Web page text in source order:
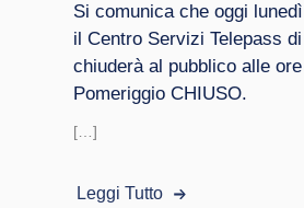
Si comunica che oggi
il Centro Servizi Telepass
chiuderà al pubblico alle
Pomeriggio CHIUSO.
[…]
Leggi Tutto